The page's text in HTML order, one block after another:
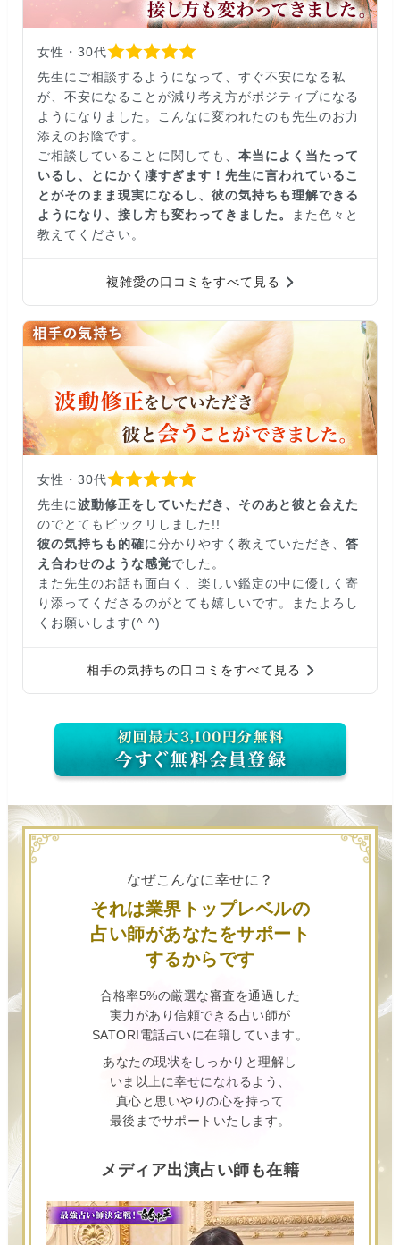
女性・30代
先生にご相談するようになって、すぐ不安になる私
が、不安になることが減り考え方がポジティブになる
ようになりました。こんなに変われたのも先生のお力
添えのお陰です。
ご相談していることに関しても、 本当によく当たって
いるし、とにかく凄すぎます！先生に言われているこ
とがそのまま現実になるし、彼の気持ちも理解できる
ようになり、接し方も変わってきました。
また色々と
教えてください。
複雑愛の口コミをすべて見る
女性・30代
先生に波動修正をしていただき、そのあと彼と会えた
のでとてもビックリしました!!
彼の気持ちも的確に分かりやすく教えていただき、 答
え合わせのような感覚でした。
また先生のお話も面白く、楽しい鑑定の中に優しく寄
り添ってくださるのがとても嬉しいです。またよろし
くお願いします(^ ^)
相手の気持ちの口コミをすべて見る
なぜこんなに幸せに？
それは業界トップレベルの
占い師があなたをサポート
するからです
合格率5%の厳選な審査を通過した
実力があり信頼できる占い師が
SATORI電話占いに在籍しています。
あなたの現状をしっかりと理解し
いま以上に幸せになれるよう、
真心と思いやりの心を持って
最後までサポートいたします。
メディア出演占い師も在籍